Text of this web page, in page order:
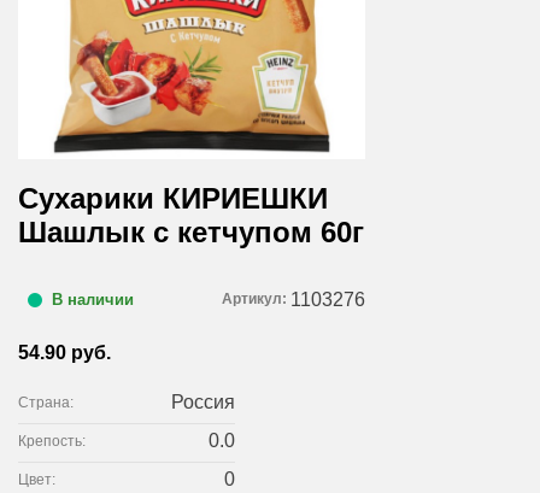
Сухарики КИРИЕШКИ
Шашлык с кетчупом 60г
В наличии Артикул: 1103276
54.90 руб.
Страна: Россия
Крепость: 0.0
Цвет: 0